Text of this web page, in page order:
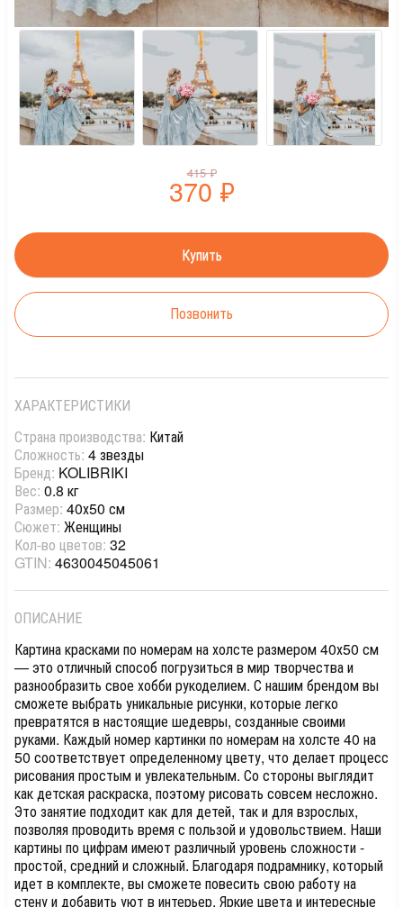
415₽
370 ₽
Позвонить
ХАРАКТЕРИСТИКИ
Страна производства: Китай
Сложность: 4 звезды
Бренд: KOLIBRIKI
Вес: 0.8 кг
Размер: 40х50 см
Сюжет: Женщины
Кол-во цветов: 32
GTIN: 4630045045061
ОПИСАНИЕ
Картина красками по номерам на холсте размером 40х50 см
— это отличный способ погрузиться в мир творчества и
разнообразить свое хобби рукоделием. С нашим брендом вы
сможете выбрать уникальные рисунки, которые легко
превратятся в настоящие шедевры, созданные своими
руками. Каждый номер картинки по номерам на холсте 40 на
50 соответствует определенному цвету, что делает процесс
рисования простым и увлекательным. Со стороны выглядит
как детская раскраска, поэтому рисовать совсем несложно.
Это занятие подходит как для детей, так и для взрослых,
позволяя проводить время с пользой и удовольствием. Наши
картины по цифрам имеют различный уровень сложности -
простой, средний и сложный. Благодаря подрамнику, который
идет в комплекте, вы сможете повесить свою работу на
стену и добавить уют в интерьер. Яркие цвета и интересные